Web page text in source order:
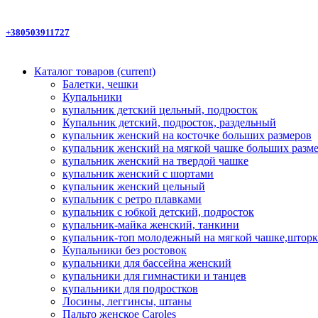
+380503911727
Каталог товаров (current)
Балетки, чешки
Купальники
купальник детский цельный, подросток
Купальник детский, подросток, раздельный
купальник женский на косточке больших размеров
купальник женский на мягкой чашке больших
купальник женский на твердой чашке
купальник женский с шортами
купальник женский цельный
купальник с ретро плавками
купальник с юбкой детский, подросток
купальник-майка женский, танкини
купальник-топ молодежный на мягкой
Купальники без ростовок
купальники для бассейна женский
купальники для гимнастики и танцев
купальники для подростков
Лосины, леггинсы, штаны
Пальто женское Caroles